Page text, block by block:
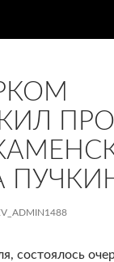
состоялось